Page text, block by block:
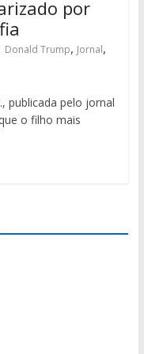
por
Donald Trump, Jornal,
publicada pelo jornal
o filho mais